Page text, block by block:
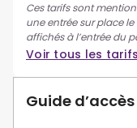
Ces tarifs sont
une entrée sur place
affichés à l’entrée du
Voir tous les tarifs
Guide d’accès